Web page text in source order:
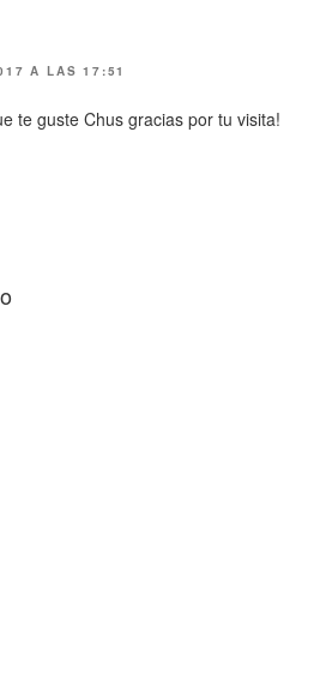
A LAS 17:51
te guste Chus gracias por tu visita!